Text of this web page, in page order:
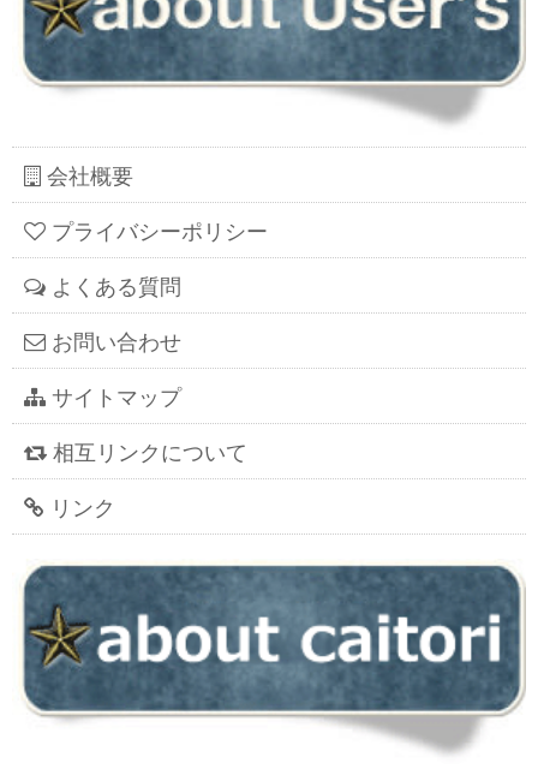
会社概要
プライバシーポリシー
よくある質問
お問い合わせ
サイトマップ
相互リンクについて
リンク